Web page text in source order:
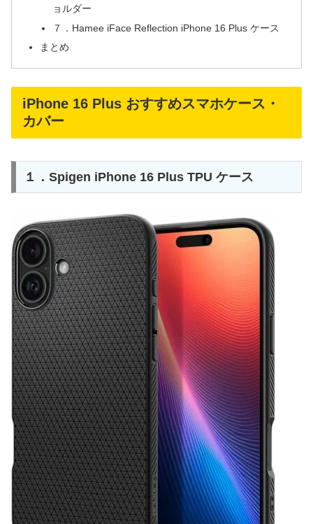
ョルダー
７．Hamee iFace Reflection iPhone 16 Plus ケース
まとめ
iPhone 16 Plus おすすめスマホケース・
カバー
１．Spigen iPhone 16 Plus TPU ケース